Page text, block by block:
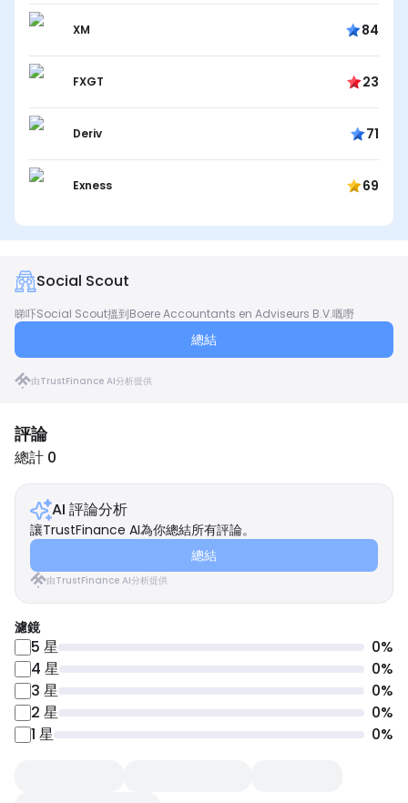
XM 84
FXGT 23
Deriv 71
Exness 69
Social Scout
睇吓Social Scout搵到Boere Accountants en Adviseurs B.V.嘅嘢
總結
由TrustFinance AI分析提供
評論
總計 0
AI 評論分析
讓TrustFinance AI為你總結所有評論。
總結
由TrustFinance AI分析提供
濾鏡
5 星 0%
4 星 0%
3 星 0%
2 星 0%
1 星 0%